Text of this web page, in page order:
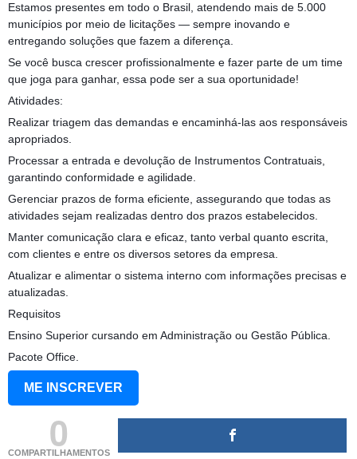
Estamos presentes em todo o Brasil, atendendo mais de 5.000
municípios por meio de licitações — sempre inovando e
entregando soluções que fazem a diferença.
Se você busca crescer profissionalmente e fazer parte de um time
que joga para ganhar, essa pode ser a sua oportunidade!
Atividades:
Realizar triagem das demandas e encaminhá-las aos responsáveis
apropriados.
Processar a entrada e devolução de Instrumentos Contratuais,
garantindo conformidade e agilidade.
Gerenciar prazos de forma eficiente, assegurando que todas as
atividades sejam realizadas dentro dos prazos estabelecidos.
Manter comunicação clara e eficaz, tanto verbal quanto escrita,
com clientes e entre os diversos setores da empresa.
Atualizar e alimentar o sistema interno com informações precisas e
atualizadas.
Requisitos
Ensino Superior cursando em Administração ou Gestão Pública.
Pacote Office.
ME INSCREVER
0
COMPARTILHAMENTOS